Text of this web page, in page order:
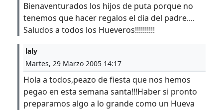
Bienaventurados los hijos de puta porque no
tenemos que hacer regalos el dia del padre....
Saludos a todos los Hueveros!!!!!!!!!!
laly
Martes, 29 Marzo 2005 14:17
Hola a todos,peazo de fiesta que nos hemos
pegao en esta semana santa!!!Haber si pronto
preparamos algo a lo grande como un Hueva